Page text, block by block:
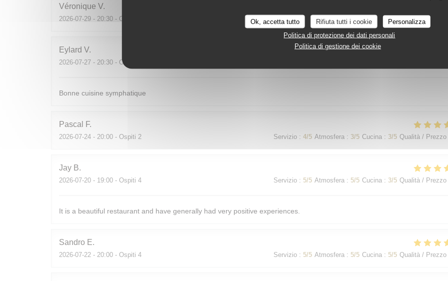
Ok, accetta tutto Rifiuta tutti i cookie
Personalizza
Politica di protezione dei dati personali
Politica di gestione dei cookie
Véronique V
2026-07-29 - 20:30 - Ospiti 4 Servizio: 5 /5 Atmosfera: 5/5 Cucina : 5/5 Qualità / Prezzo
Eylard V
2026-07-27 - 20:30 - Ospiti 2
Bonne cuisine symphatique
Pascal F
2026-07-24 - 20:00 - Ospiti 2 Servizio : 4/5 Atmosfera : 3/5 Cucina : 3/5 Qualità / Prezzo
Jay B
2026-07-20 - 19:00 - Ospiti 4 Servizio : 5/5 Atmosfera : 5/5 Cucina : 3/5 Qualità / Prezzo
It is a beautiful restaurant and have generally had very positive experiences.
Sandro E
2026-07-22 - 20:00 - Ospiti 4 Servizio : 5/5 Atmosfera : 5/5 Cucina : 5/5 Qualità / Prezzo